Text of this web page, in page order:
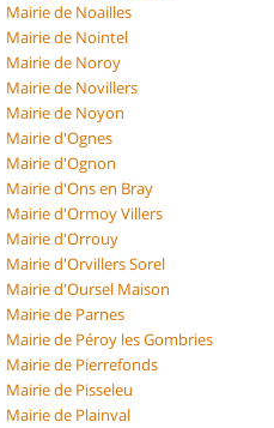
Mairie de Noailles
Mairie de Nointel
Mairie de Noroy
Mairie de Novillers
Mairie de Noyon
Mairie d'Ognes
Mairie d'Ognon
Mairie d'Ons en Bray
Mairie d'Ormoy Villers
Mairie d'Orrouy
Mairie d'Orvillers Sorel
Mairie d'Oursel Maison
Mairie de Parnes
Mairie de Péroy les Gombries
Mairie de Pierrefonds
Mairie de Pisseleu
Mairie de Plainval